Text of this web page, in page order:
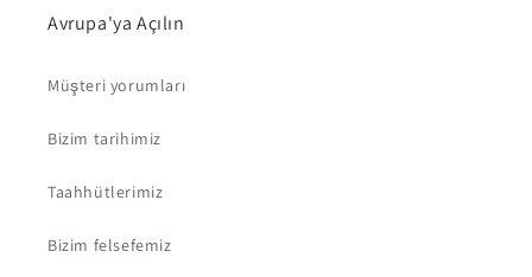
Avrupa'ya Açılın
Müşteri yorumları
Bizim tarihimiz
Taahhütlerimiz
Bizim felsefemiz